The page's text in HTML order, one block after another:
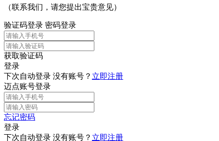
（联系我们，请您提出宝贵意见）
验证码登录 密码登录
获取验证码
登录
下次自动登录 没有账号？ 立即注册
迈点账号登录
忘记密码
登录
下次自动登录 没有账号？ 立即注册